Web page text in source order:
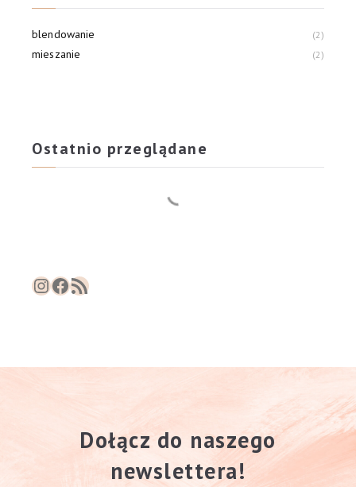
blendowanie 2
mieszanie 2
Ostatnio przeglądane
InstagramFacebook RSS Feed
Dołącz do naszego
newslettera!